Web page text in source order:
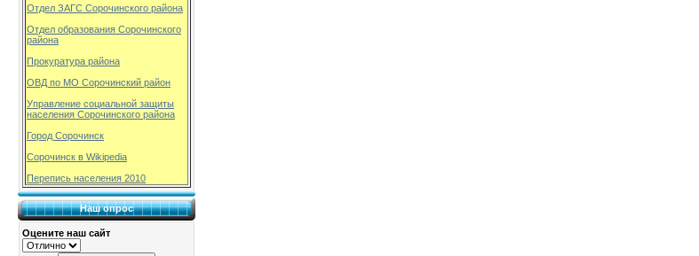
Отдел ЗАГС Сорочинского района
Отдел образования Сорочинского
района
Прокуратура района
ОВД по МО Сорочинский район
Управление социальной защиты
населения Сорочинского района
Город Сорочинск
Сорочинск в Wikipedia
Перепись населения 2010
Наш опрос
Оцените наш сайт